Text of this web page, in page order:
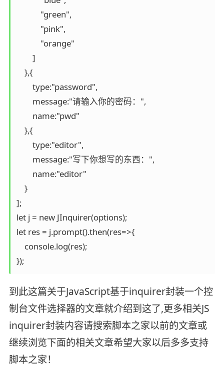
            "green",
            "pink",
            "orange"
        ]
    },{
        type:"password",
        message:"请输入你的密码：",
        name:"pwd"
    },{
        type:"editor",
        message:"写下你想写的东西：",
        name:"editor"
    }
];
let j = new JInquirer(options);
let res = j.prompt().then(res=>{
    console.log(res);
});
到此这篇关于JavaScript基于inquirer封装一个控
制台文件选择器的文章就介绍到这了,更多相关JS
inquirer封装内容请搜索脚本之家以前的文章或
继续浏览下面的相关文章希望大家以后多多支持
脚本之家！